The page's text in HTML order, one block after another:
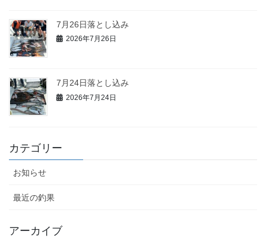
7月26日落とし込み
2026年7月26日
7月24日落とし込み
2026年7月24日
カテゴリー
お知らせ
最近の釣果
アーカイブ